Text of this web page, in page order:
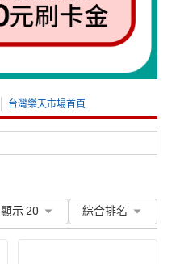
台灣樂天市場首頁
顯示 20 綜合排名